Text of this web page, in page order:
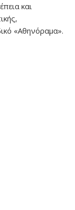
και
«Αθηνόραμα».